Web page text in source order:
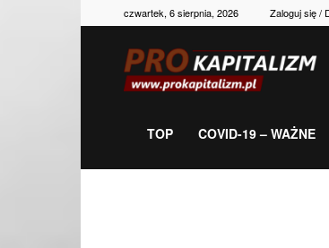
czwartek, 6 sierpnia, 2026 Zaloguj się /
TOP COVID-19 – WAŻNE